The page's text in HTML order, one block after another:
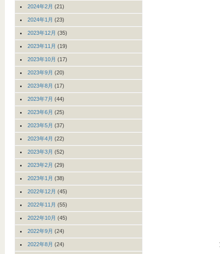
2024年2月 (21)
2024年1月 (23)
2023年12月 (35)
2023年11月 (19)
2023年10月 (17)
2023年9月 (20)
2023年8月 (17)
2023年7月 (44)
2023年6月 (25)
2023年5月 (37)
2023年4月 (22)
2023年3月 (52)
2023年2月 (29)
2023年1月 (38)
2022年12月 (45)
2022年11月 (55)
2022年10月 (45)
2022年9月 (24)
2022年8月 (24)